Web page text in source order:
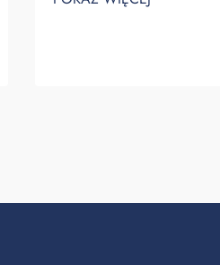
znaczenia faktu, że